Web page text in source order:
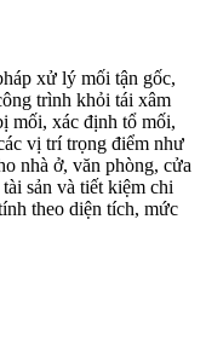
xử lý mối tận gốc,
trình khỏi tái xâm
mối, xác định tổ mối,
vị trí trọng điểm như
nhà ở, văn phòng, cửa
sản và tiết kiệm chi
theo diện tích, mức